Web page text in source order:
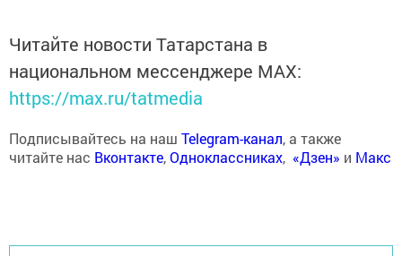
Читайте новости Татарстана в
национальном мессенджере MАХ:
https://max.ru/tatmedia
Подписывайтесь на наш Telegram-канал, а также
читайте нас Вконтакте,Одноклассниках, «Дзен» и Макс